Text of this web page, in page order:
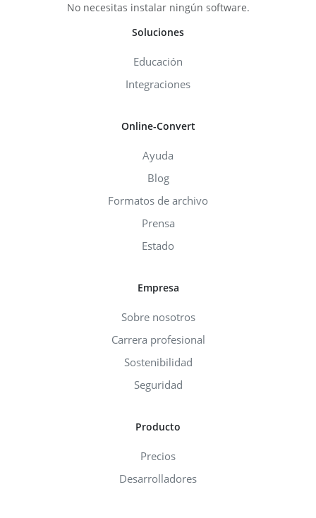
No necesitas instalar ningún software.
Soluciones
Educación
Integraciones
Online-Convert
Ayuda
Blog
Formatos de archivo
Prensa
Estado
Empresa
Sobre nosotros
Carrera profesional
Sostenibilidad
Seguridad
Producto
Precios
Desarrolladores